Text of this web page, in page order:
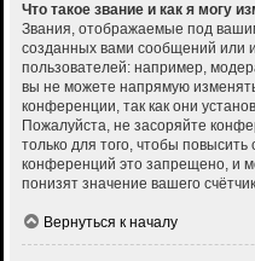
Что такое звание и как я могу
Звания, отображаемые под
созданных вами сообщений или
пользователей: например,
вы не можете напрямую
конференции, так как они
Пожалуйста, не засоряйте
только для того, чтобы
конференций это запрещено, и
понизят значение вашего
Вернуться к началу